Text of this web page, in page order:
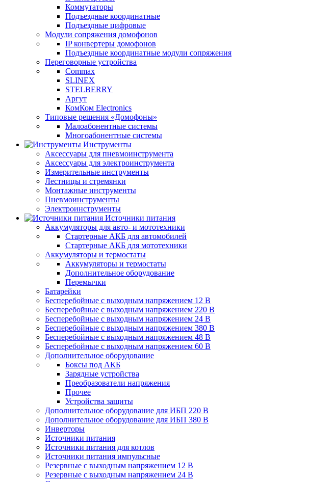
Коммутаторы
Подъездные координатные
Подъездные цифровые
Модули сопряжения домофонов
IP конвертеры домофонов
Подъездные координатные модули сопряжения
Переговорные устройства
Commax
SLINEX
STELBERRY
Аргут
КомКом Electronics
Типовые решения «Домофоны»
Малоабонентные системы
Многоабонентные системы
Инструменты
Аксессуары для пневмоинструмента
Аксессуары для электроинструмента
Измерительные инструменты
Лестницы и стремянки
Монтажные инструменты
Пневмоинструменты
Электроинструменты
Источники питания
Аккумуляторы для авто- и мототехники
Стартерные АКБ для автомобилей
Стартерные АКБ для мототехники
Аккумуляторы и термостаты
Аккумуляторы и термостаты
Дополнительное оборудование
Перемычки
Батарейки
Бесперебойные с выходным напряжением 12 В
Бесперебойные с выходным напряжением 220 В
Бесперебойные с выходным напряжением 24 В
Бесперебойные с выходным напряжением 380 В
Бесперебойные с выходным напряжением 48 В
Бесперебойные с выходным напряжением 60 В
Дополнительное оборудование
Боксы под АКБ
Зарядные устройства
Преобразователи напряжения
Прочее
Устройства защиты
Дополнительное оборудование для ИБП 220 В
Дополнительное оборудование для ИБП 380 В
Инверторы
Источники питания
Источники питания для котлов
Источники питания импульсные
Резервные с выходным напряжением 12 В
Резервные с выходным напряжением 24 В